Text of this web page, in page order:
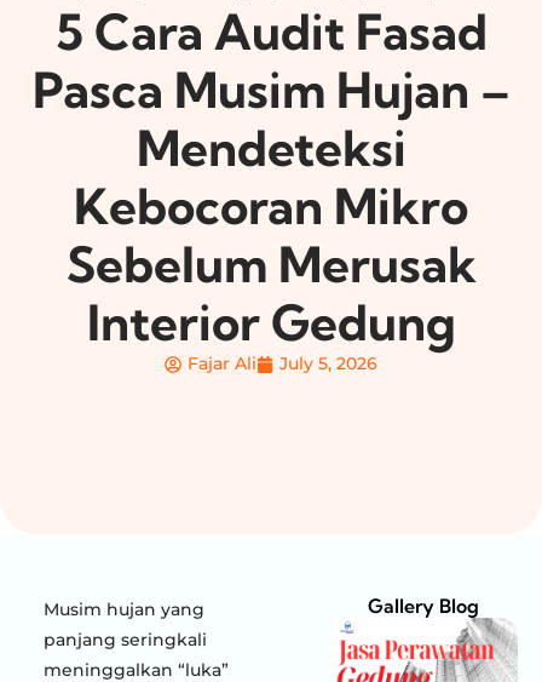
5 Cara Audit Fasad
Pasca Musim Hujan –
Mendeteksi
Kebocoran Mikro
Sebelum Merusak
Interior Gedung
Fajar Ali July 5, 2026
Musim hujan yang
panjang seringkali
meninggalkan “luka”
Gallery Blog